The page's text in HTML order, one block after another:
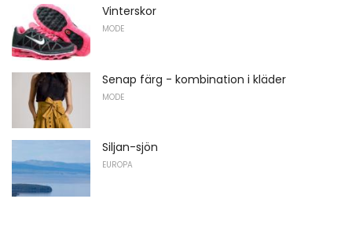
Vinterskor
MODE
Senap färg - kombination i kläder
MODE
Siljan-sjön
EUROPA